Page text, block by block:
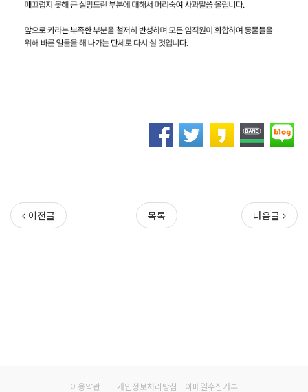
이전글 목록 다음글
이용약관 개인정보처리방침 이메일수집거부